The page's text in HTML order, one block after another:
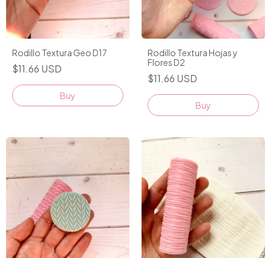
Rodillo Textura Geo D17
$11.66 USD
Rodillo Textura Hojas y
Flores D2
$11.66 USD